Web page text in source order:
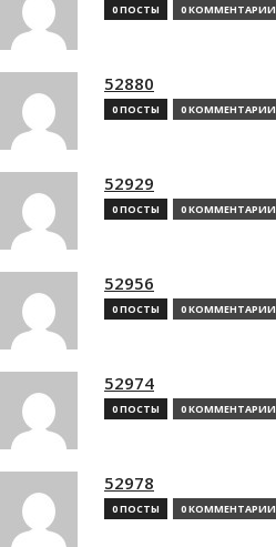
0 ПОСТЫ 0 КОММЕНТАРИИ
52880
0 ПОСТЫ 0 КОММЕНТАРИИ
52929
0 ПОСТЫ 0 КОММЕНТАРИИ
52956
0 ПОСТЫ 0 КОММЕНТАРИИ
52974
0 ПОСТЫ 0 КОММЕНТАРИИ
52978
0 ПОСТЫ 0 КОММЕНТАРИИ